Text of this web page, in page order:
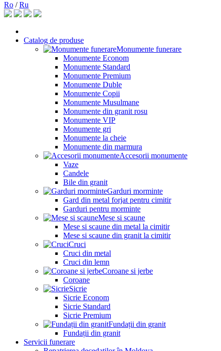
Ro /Ru
Catalog de produse
Monumente funerare
Monumente Econom
Monumente Standard
Monumente Premium
Monumente Duble
Monumente Copii
Monumente Musulmane
Monumente din granit rosu
Monumente VIP
Monumente gri
Monumente la cheie
Monumente din marmura
Accesorii monumente
Vaze
Candele
Bile din granit
Garduri morminte
Gard din metal forjat pentru cimitir
Garduri pentru morminte
Mese si scaune
Mese si scaune din metal la cimitir
Mese si scaune din granit la cimitir
Cruci
Cruci din metal
Cruci din lemn
Coroane si jerbe
Coroane
Sicrie
Sicrie Econom
Sicrie Standard
Sicrie Premium
Fundații din granit
Fundații din granit
Servicii funerare